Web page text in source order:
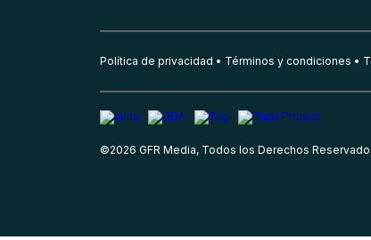
Política de privacidad Términos y condiciones
©2026 GFR Media, Todos los Derechos